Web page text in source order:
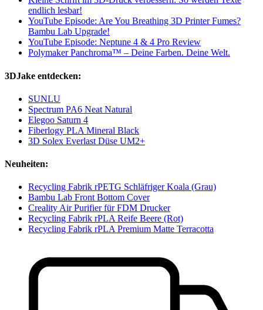
endlich lesbar!
YouTube Episode: Are You Breathing 3D Printer Fumes?
Bambu Lab Upgrade!
YouTube Episode: Neptune 4 & 4 Pro Review
Polymaker Panchroma™ – Deine Farben. Deine Welt.
3DJake entdecken:
SUNLU
Spectrum PA6 Neat Natural
Elegoo Saturn 4
Fiberlogy PLA Mineral Black
3D Solex Everlast Düse UM2+
Neuheiten:
Recycling Fabrik rPETG Schläfriger Koala (Grau)
Bambu Lab Front Bottom Cover
Creality Air Purifier für FDM Drucker
Recycling Fabrik rPLA Reife Beere (Rot)
Recycling Fabrik rPLA Premium Matte Terracotta